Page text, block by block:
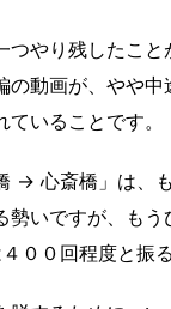
つやり残したこと
動画が、やや中
いることです。
→ 心斎橋」は、
勢いですが、も
００回程度と振る